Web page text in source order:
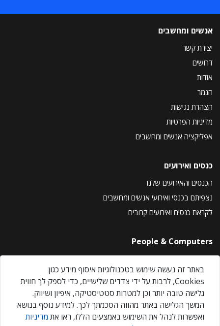
אנשים ומחשבים
יצירת קשר
דרושים
אודות
הנמר
הצהרת נגישות
מדיניות הפרטיות
אפליקציה אנשים ומחשבים
כנסים ואירועים
הכנסים והאירועים שלנו
נצפיתם בכנסי ואירועי אנשים ומחשבים
לקראת כנסים ואירועים קרובים
People & Computers
About Us
Privacy Policy
Contact Us
Our Events
באתר זה נעשה שימוש בטכנולוגיות איסוף מידע כגון
Cookies, לרבות על ידי צדדים שלישיים, כדי לספק לך חווית
גלישה טובה יותר וכן למטרות סטטיסטיקה, איפיון ושיווק.
המשך הגלישה באתר מהווה הסכמתך לכך. למידע נוסף בנושא
ואפשרות לנהל את השימוש באמצעים הללו, ראו את מדיניות